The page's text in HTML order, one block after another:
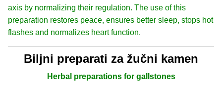
axis by normalizing their regulation. The use of this
preparation restores peace, ensures better sleep, stops hot
flashes and normalizes heart function.
Biljni preparati za žučni kamen
Herbal preparations for gallstones